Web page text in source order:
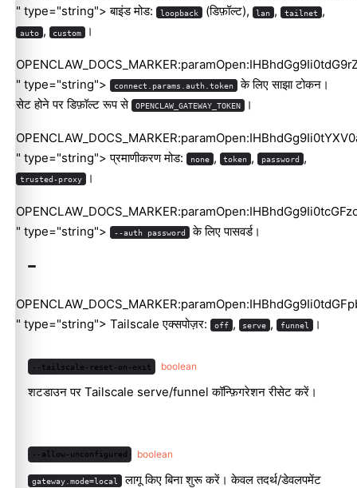
" type="string"> बाइंड मोड:
loopback (डिफ़ॉल्ट), lan , tailnet ,
auto , custom ।
" type="string">
connect.params.auth.token के लिए साझा टोकन।
सेट होने पर डिफ़ॉल्ट रूप से
OPENCLAW_GATEWAY_TOKEN ।
" type="string"> प्रमाणीकरण मोड:
none , token , password ,
trusted-proxy ।
" type="string">
--auth password के लिए पासवर्ड।
" type="string"> Tailscale एक्सपोज़र:
off , serve , funnel ।
--tailscale-reset-on-exit boolean
शटडाउन पर Tailscale serve/funnel कॉन्फ़िगरेशन रीसेट करें।
--allow-unconfigured boolean
gateway.mode=local लागू किए बिना शुरू करें। केवल तदर्थ/डेवलपमेंट